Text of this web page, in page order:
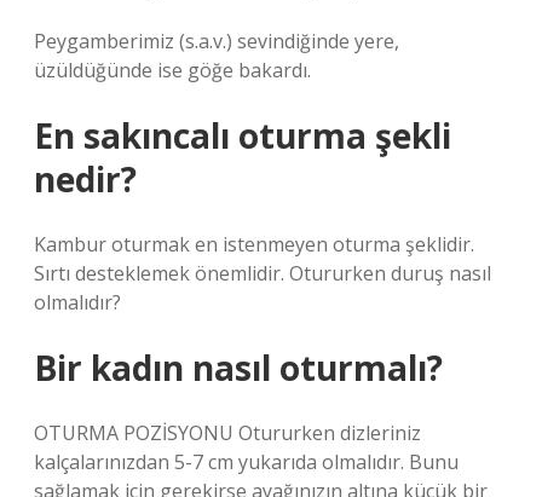
Peygamberimiz (s.a.v.) sevindiğinde yere,
üzüldüğünde ise göğe bakardı.
En sakıncalı oturma şekli
nedir?
Kambur oturmak en istenmeyen oturma şeklidir.
Sırtı desteklemek önemlidir. Otururken duruş nasıl
olmalıdır?
Bir kadın nasıl oturmalı?
OTURMA POZİSYONU Otururken dizleriniz
kalçalarınızdan 5-7 cm yukarıda olmalıdır. Bunu
sağlamak için gerekirse ayağınızın altına küçük bir